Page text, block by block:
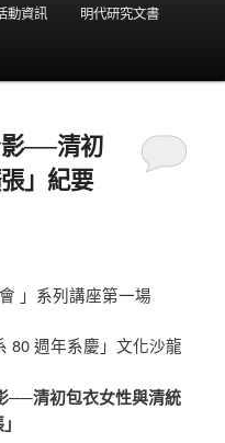
動資訊 明代研究文書
影──清初
」紀要
」系列講座第一場
80 週年系慶」文化沙龍
──清初包衣女性與清統